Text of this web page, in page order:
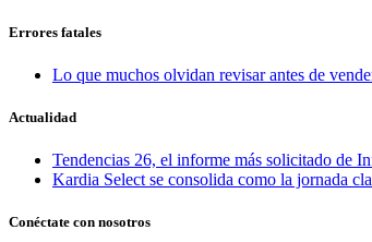
Errores fatales
Lo que muchos olvidan revisar antes de
Actualidad
Tendencias 26, el informe más solicitado de
Kardia Select se consolida como la jornada
Conéctate con nosotros